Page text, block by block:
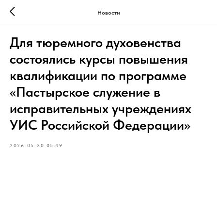
Новости
Для тюремного духовенства
состоялись курсы повышения
квалификации по программе
«Пастырское служение в
исправительных учреждениях
УИС Российской Федерации»
2026-05-30 05:49